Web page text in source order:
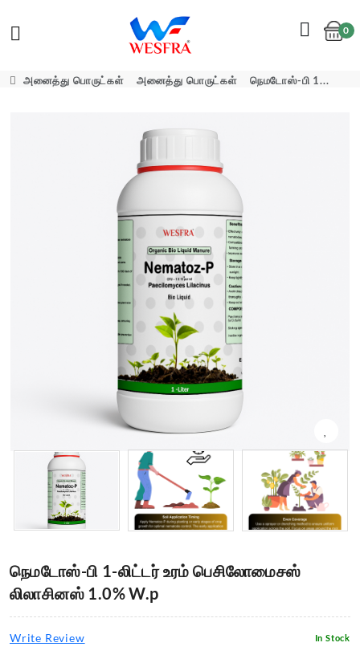
0
அனைத்து பொருட்கள் அனைத்து பொருட்கள் நெமடோஸ்-பி 1...
நெமடோஸ்-பி 1-லிட்டர் உரம் பெசிலோமைசஸ்
லிலாசினஸ் 1.0% W.p
Write Review In Stock